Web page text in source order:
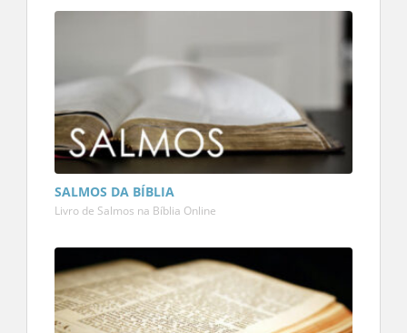
SALMOS DA BÍBLIA
Livro de Salmos na Bíblia Online